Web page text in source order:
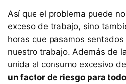
Así que el problema puede
exceso de trabajo, sino
horas que pasamos
nuestro trabajo. Además de
unida al consumo excesivo
un factor de riesgo para